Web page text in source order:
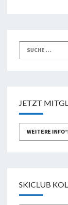
Suche
nach:
JETZT
WEITERE
SKICLUB